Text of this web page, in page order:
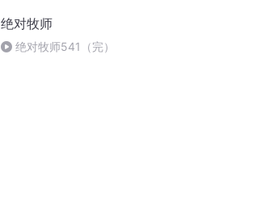
绝对牧师
绝对牧师541（完）